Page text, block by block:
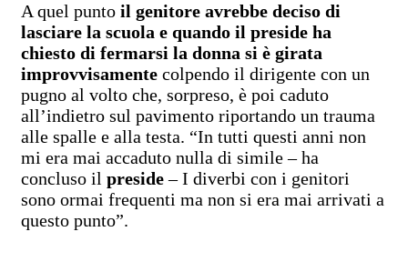
A quel punto il genitore avrebbe deciso di
lasciare la scuola e quando il preside ha
chiesto di fermarsi la donna si è girata
improvvisamente colpendo il dirigente con un
pugno al volto che, sorpreso, è poi caduto
all’indietro sul pavimento riportando un trauma
alle spalle e alla testa. “In tutti questi anni non
mi era mai accaduto nulla di simile – ha
concluso il preside– I diverbi con i genitori
sono ormai frequenti ma non si era mai arrivati a
questo punto”.